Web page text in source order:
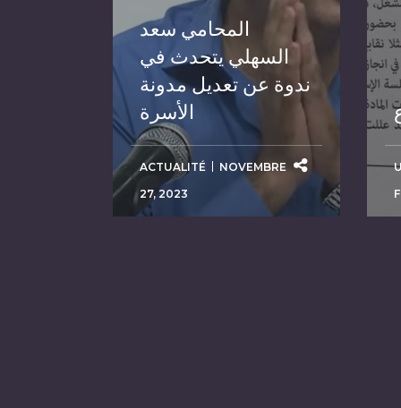
المحامي سعد
السهلي يتحدث في
ندوة عن تعديل مدونة
الأسرة
ACTUALITÉ
NOVEMBRE
27, 2023